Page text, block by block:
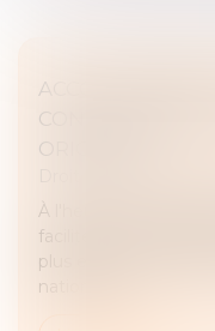
CONCILIER
ORIGINES ?
À l'heure où la
facilitée par les
plus en plus
national d...